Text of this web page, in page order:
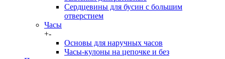
Сердцевины для бусин с большим
отверстием
Часы
+-
Основы для наручных часов
Часы-кулоны на цепочке и без